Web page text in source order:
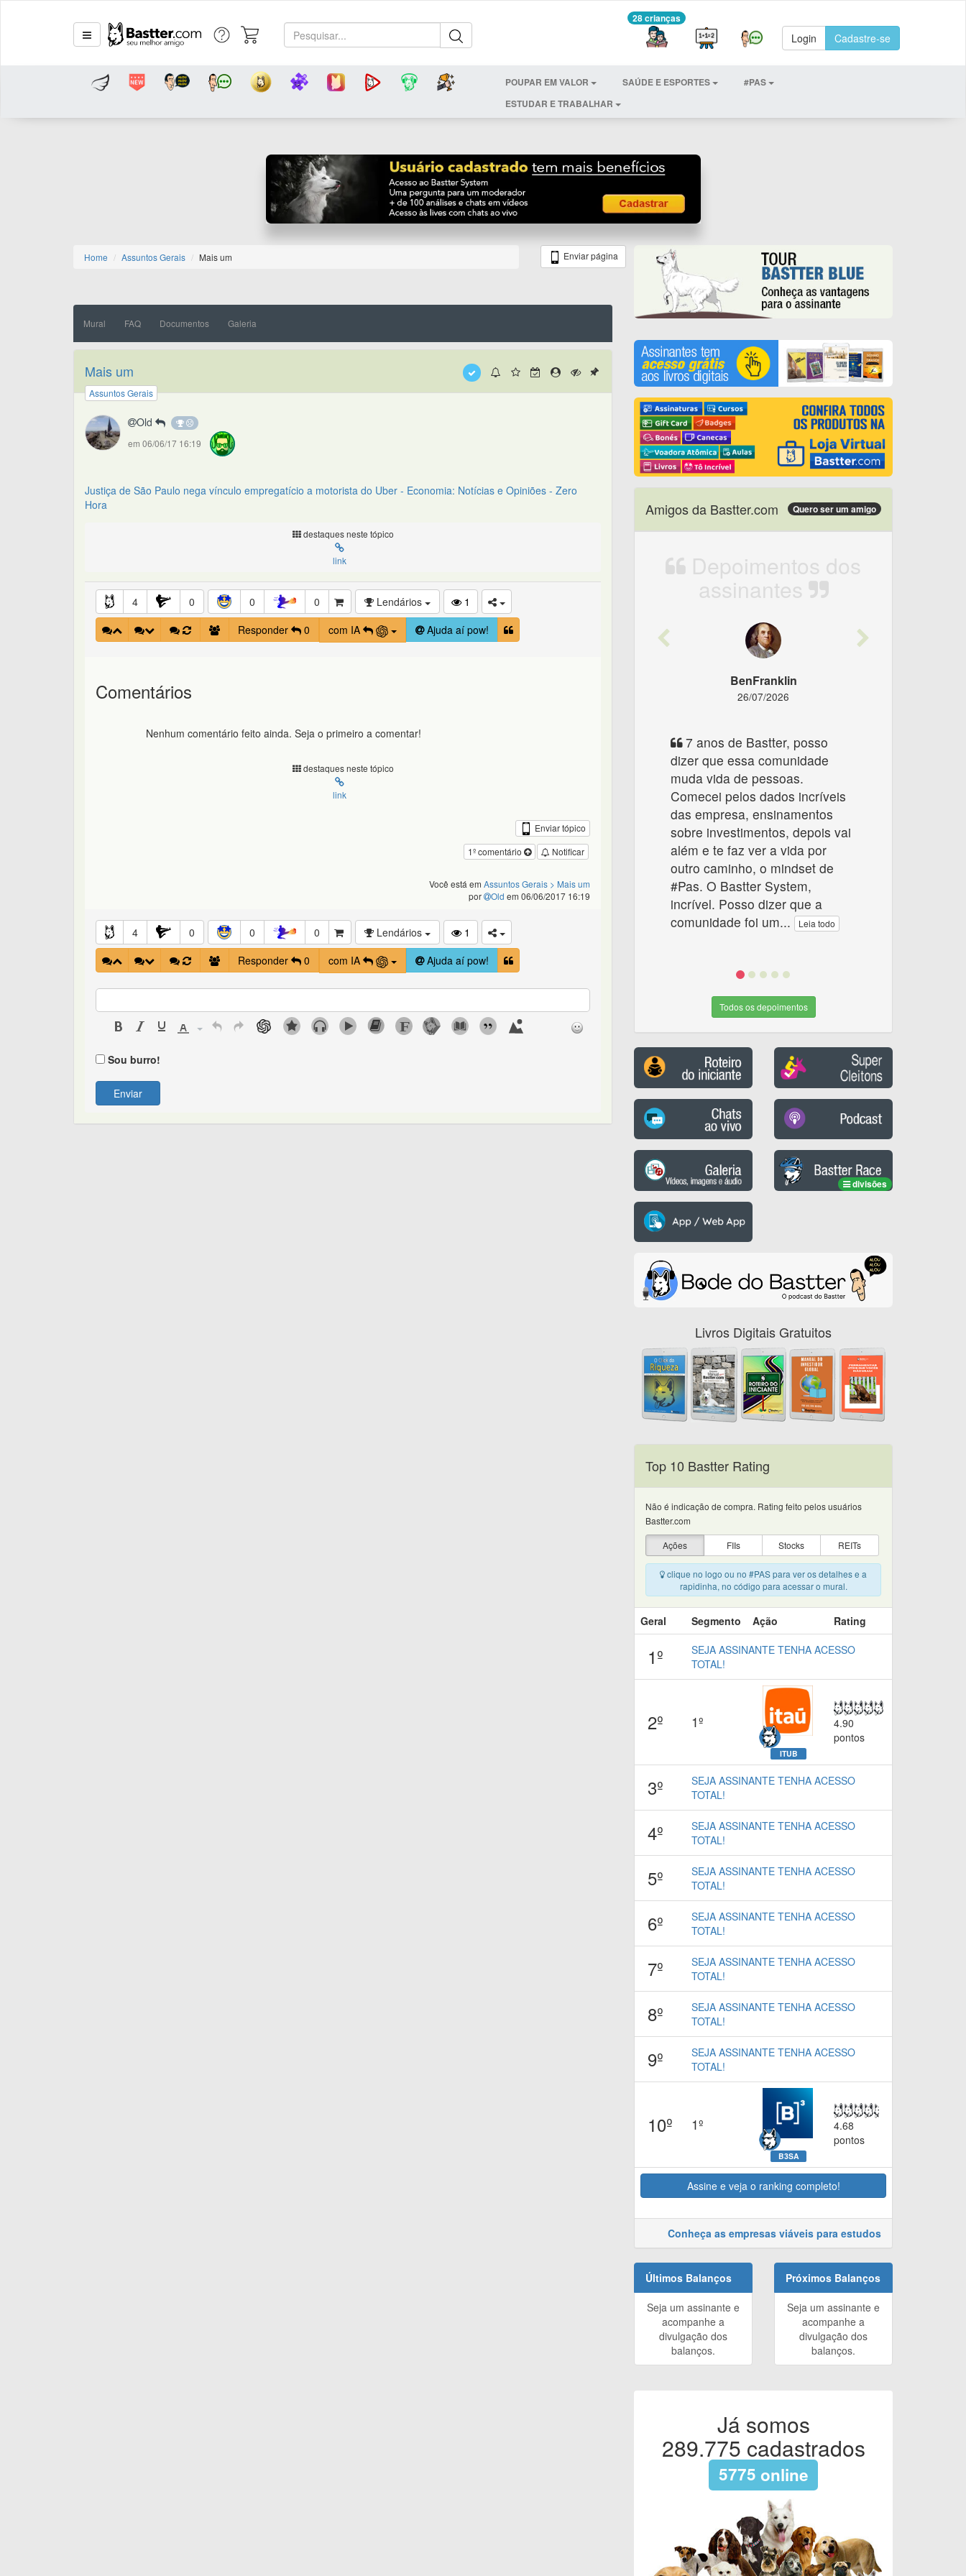
28 crianças
Login Cadastre-se
POUPAR EM VALOR SAÚDE E ESPORTES
#PAS
ESTUDAR E TRABALHAR
Home Assuntos Gerais Mais um Enviar página
Mural FAQ Documentos Galeria
Mais um
Assuntos Gerais
Old
em 06/06/17 16:19
Justiça de São Paulo nega vínculo empregatício a motorista do Uber - Economia: Notícias e Opiniões - Zero
Hora
destaques neste tópico
link
4 0 0 0 Lendários
1
Responder
0 com IA Ajuda aí pow!
Comentários
Nenhum comentário feito ainda. Seja o primeiro a comentar!
destaques neste tópico
link
Enviar tópico
Notificar
1º comentário
Você está em Assuntos Gerais > Mais um
por
Old em 06/06/2017 16:19
4 0 0 0 Lendários
1
Responder
0 com IA Ajuda aí pow!
Sou burro!
Enviar
Amigos da Bastter.com Quero ser um amigo
Depoimentos dos
assinantes
Previous
BenFranklin
26/07/2026
7 anos de Bastter, posso
dizer que essa comunidade
muda vida de pessoas.
Comecei pelos dados incríveis
das empresa, ensinamentos
sobre investimentos, depois vai
além e te faz ver a vida por
outro caminho, o mindset de
#Pas. O Bastter System,
incrível. Posso dizer que a
comunidade foi um... Leia todo
Todos os depoimentos
divisões
Livros Digitais Gratuitos
Top 10 Bastter Rating
Não é indicação de compra. Rating feito pelos usuários
Bastter.com
Ações
FIIs Stocks REITs
clique no logo ou no #PAS para ver os detalhes e a
rapidinha, no código para acessar o mural.
Geral Segmento Ação Rating
1º
SEJA ASSINANTE TENHA ACESSO
TOTAL!
2º 1º
ITUB
4.90
pontos
3º
SEJA ASSINANTE TENHA ACESSO
TOTAL!
4º
SEJA ASSINANTE TENHA ACESSO
TOTAL!
5º
SEJA ASSINANTE TENHA ACESSO
TOTAL!
6º
SEJA ASSINANTE TENHA ACESSO
TOTAL!
7º
SEJA ASSINANTE TENHA ACESSO
TOTAL!
8º
SEJA ASSINANTE TENHA ACESSO
TOTAL!
9º
SEJA ASSINANTE TENHA ACESSO
TOTAL!
10º 1º
B3SA
4.68
pontos
Assine e veja o ranking completo!
Conheça as empresas viáveis para estudos
Últimos Balanços
Seja um assinante e
acompanhe a
divulgação dos
balanços.
Próximos Balanços
Seja um assinante e
acompanhe a
divulgação dos
balanços.
Já somos
289.775 cadastrados
5775 online